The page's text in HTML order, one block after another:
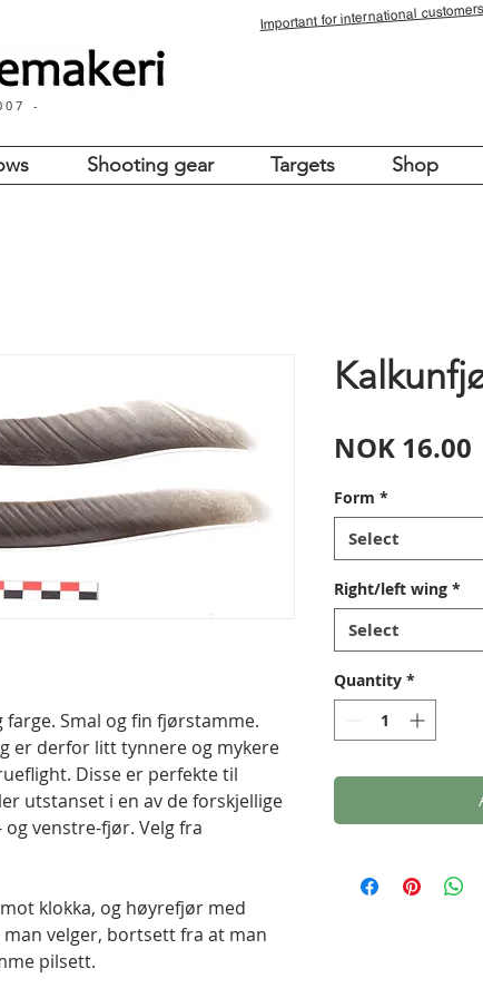
-
Importantfor international
Shooting gear Targets Shop
Smal og fin fjørstamme.
er derfor litt tynnere og mykere
Disse er perfekte til
utstanset i en av de forskjellige
venstre-fjør. Velg fra
klokka, og høyrefjør med
velger, bortsett fra at man
pilsett.
NOK 16.00
Form *
Select
Right/left wing *
Select
Quantity *